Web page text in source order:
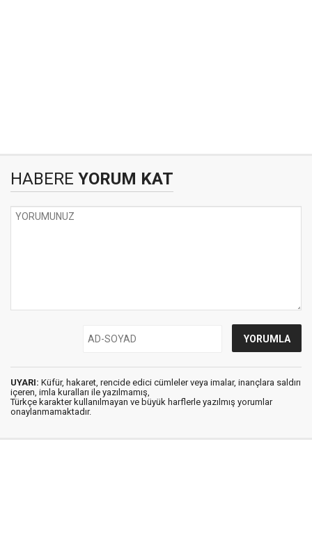
HABERE YORUM KAT
UYARI: Küfür, hakaret, rencide edici cümleler veya imalar, inançlara saldırı
içeren, imla kuralları ile yazılmamış,
Türkçe karakter kullanılmayan ve büyük harflerle yazılmış yorumlar
onaylanmamaktadır.